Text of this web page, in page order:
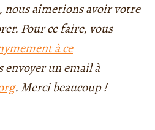
nous aimerions avoir votre
Pour ce faire, vous
à ce
envoyer un email à
. Merci beaucoup !